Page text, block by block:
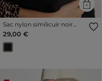
Sac nylon similicuir noir
femme
29,00 €